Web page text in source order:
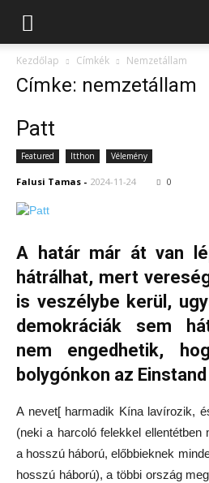
Kezdőlap Címkék Nemzetállam
Címke: nemzetállam
Patt
Featured Itthon Vélemény
Falusi Tamas - 2024-11-24 0
A határ már át van
hátrálhat, mert
is veszélybe kerül,
demokráciák sem
nem engedhetik,
bolygónkon az
A nevet[ harmadik Kína lavírozik,
(neki a harcoló felekkel ellentétben
a hosszú háború, előbbieknek
hosszú háború), a többi ország